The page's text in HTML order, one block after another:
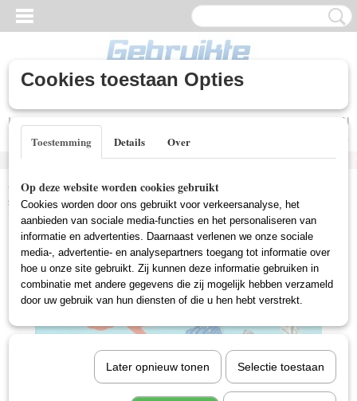
Inloggen
UW WINKELWAGEN
Home >Gebruikte DVD's>Comedy DVD Gebruikt
geest - VPRO Hoogtepunten (Gebruikt)
Cookies toestaan Opties
Toestemming Details Over
Op deze website worden cookies gebruikt
Cookies worden door ons gebruikt voor verkeersanalyse, het
aanbieden van sociale media-functies en het personaliseren van
informatie en advertenties. Daarnaast verlenen we onze sociale
media-, advertentie- en analysepartners toegang tot informatie over
hoe u onze site gebruikt. Zij kunnen deze informatie gebruiken in
combinatie met andere gegevens die zij mogelijk hebben verzameld
door uw gebruik van hun diensten of die u hen hebt verstrekt.
Later opnieuw tonen Selectie toestaan